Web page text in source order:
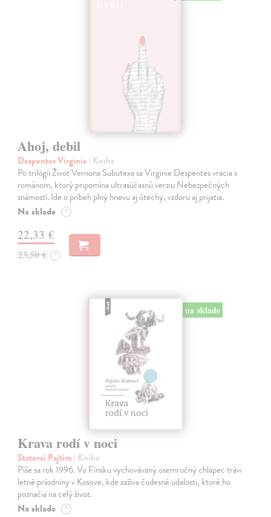
Ahoj, debil
Despentes Virginie | Kniha
Po trilógii Život Vernona Subutexa sa Virginie Despentes vracia s
románom, ktorý pripomína ultrasúčasnú verziu Nebezpečných
známostí. Ide o príbeh plný hnevu aj útechy, vzdoru aj prijatia.
Na sklade ?
22,33 €
23,50 € ?
na sklade
Krava rodí v noci
Statovci Pajtim | Kniha
Píše sa rok 1996. Vo Fínsku vychovávaný osemročný chlapec trávi
letné prázdniny v Kosove, kde zažíva čudesné udalosti, ktoré ho
poznačia na celý život.
Na sklade ?